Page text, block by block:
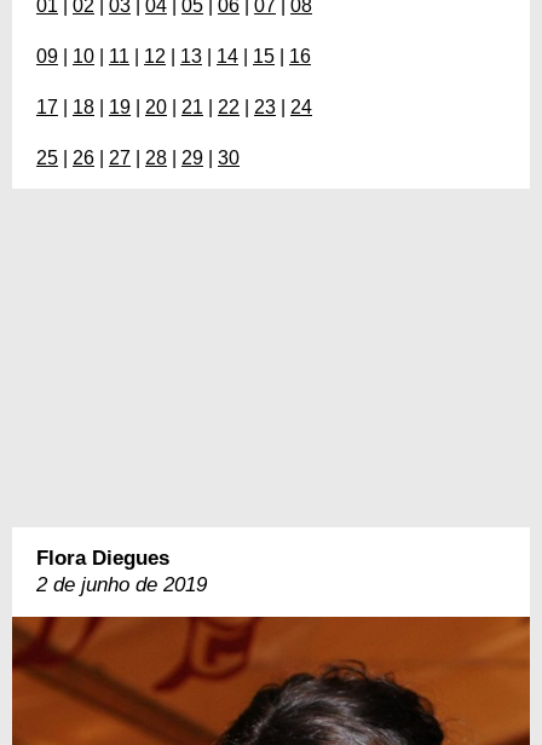
01 02 03 04 05 06 07 08
09 10 11 12 13 14 15 16
17 18 19 20 21 22 23 24
25 26 27 28 29 30
Flora Diegues
2 de junho de 2019